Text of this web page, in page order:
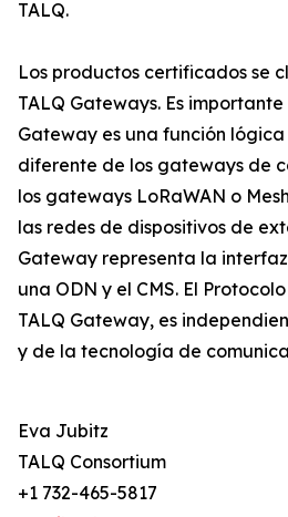
TALQ.
Los productos certificados se
TALQ Gateways. Es
Gateway es una función
diferente de los gateways de
los gateways LoRaWAN o
las redes de dispositivos de
Gateway representa la
una ODN y el CMS. El
TALQ Gateway, es
y de la tecnología de
Eva Jubitz
TALQ Consortium
+1 732-465-5817